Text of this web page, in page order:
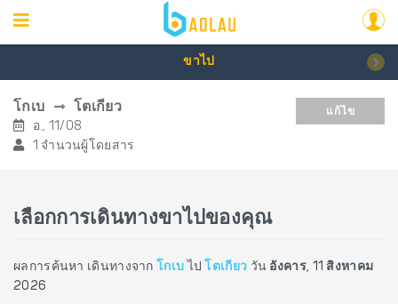
ขาไป
โกเบ โตเกียว
อ., 11/08
1 จำนวนผู้โดยสาร
แก้ไข
เลือกการเดินทางขาไปของคุณ
ผลการค้นหา เดินทางจาก โกเบ ไป โตเกียว วัน อังคาร, 11 สิงหาคม
2026